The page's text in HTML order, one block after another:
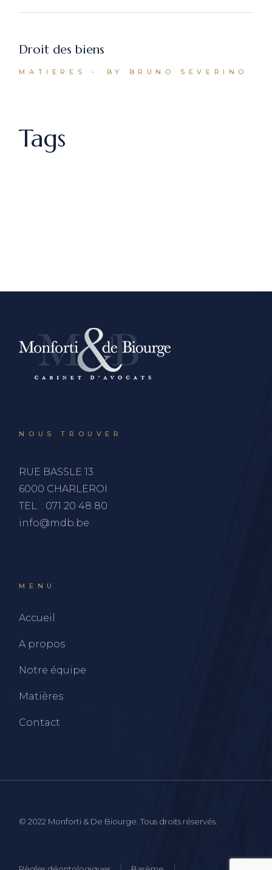
Droit des biens
MATIERES BY BRUNO SEVERINO
Tags
NOUS TROUVER
RUE BASSLE 13
6000 CHARLEROI
TEL. : 071 20 48 80
info@mdb.be
MENU
Accueil
A propos
Notre équipe
Matières
Contact
© 2022 Monforti & De Biourge. Tous droits réservés.